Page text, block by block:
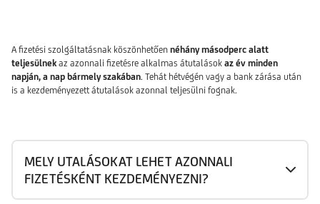
A fizetési szolgáltatásnak köszönhetően néhány másodperc alatt
teljesülnek az azonnali fizetésre alkalmas átutalások az év minden
napján, a nap bármely szakában. Tehát hétvégén vagy a bank zárása után
is a kezdeményezett átutalások azonnal teljesülni fognak.
MELY UTALÁSOKAT LEHET AZONNALI
FIZETÉSKÉNT KEZDEMÉNYEZNI?